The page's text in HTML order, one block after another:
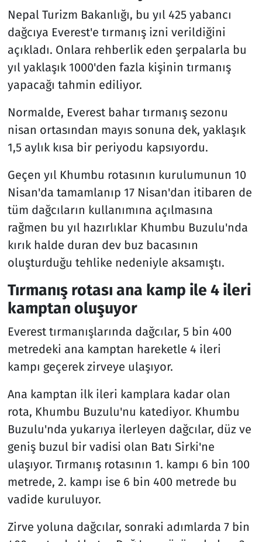
Nepal Turizm Bakanlığı, bu yıl 425 yabancı
dağcıya Everest'e tırmanış izni verildiğini
açıkladı. Onlara rehberlik eden şerpalarla bu
yıl yaklaşık 1000'den fazla kişinin tırmanış
yapacağı tahmin ediliyor.
Normalde, Everest bahar tırmanış sezonu
nisan ortasından mayıs sonuna dek, yaklaşık
1,5 aylık kısa bir periyodu kapsıyordu.
Geçen yıl Khumbu rotasının kurulumunun 10
Nisan'da tamamlanıp 17 Nisan'dan itibaren de
tüm dağcıların kullanımına açılmasına
rağmen bu yıl hazırlıklar Khumbu Buzulu'nda
kırık halde duran dev buz bacasının
oluşturduğu tehlike nedeniyle aksamıştı.
Tırmanış rotası ana kamp ile 4 ileri
kamptan oluşuyor
Everest tırmanışlarında dağcılar, 5 bin 400
metredeki ana kamptan hareketle 4 ileri
kampı geçerek zirveye ulaşıyor.
Ana kamptan ilk ileri kamplara kadar olan
rota, Khumbu Buzulu'nu katediyor. Khumbu
Buzulu'nda yukarıya ilerleyen dağcılar, düz ve
geniş buzul bir vadisi olan Batı Sirki'ne
ulaşıyor. Tırmanış rotasının 1. kampı 6 bin 100
metrede, 2. kampı ise 6 bin 400 metrede bu
vadide kuruluyor.
Zirve yoluna dağcılar, sonraki adımlarda 7 bin